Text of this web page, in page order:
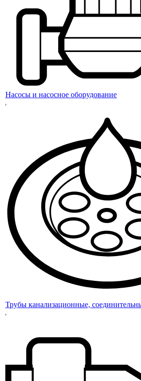
Насосы и насосное оборудование
Трубы канализационные,